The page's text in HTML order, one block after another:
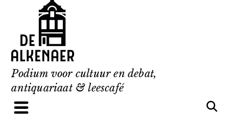
content
Podium voor cultuur en debat,
antiquariaat & leescafé